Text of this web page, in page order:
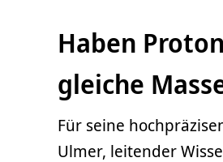
Haben
gleiche
Für seine
Ulmer, leitender